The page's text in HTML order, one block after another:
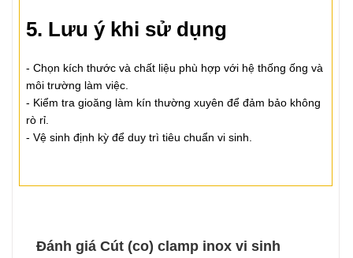
5. Lưu ý khi sử dụng
- Chọn kích thước và chất liệu phù hợp với hệ thống ống và
môi trường làm việc.
- Kiểm tra gioăng làm kín thường xuyên để đảm bảo không
rò rỉ.
- Vệ sinh định kỳ để duy trì tiêu chuẩn vi sinh.
Đánh giá Cút (co) clamp inox vi sinh